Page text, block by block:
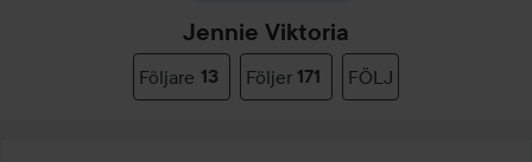
Jennie Viktoria
Följare 13 Följer 171 FÖLJ